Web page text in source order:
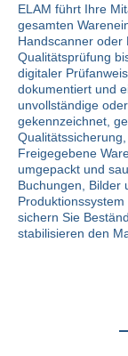
ELAM führt Ihre
gesamten
Handscanner oder
Qualitätsprüfung
digitaler
dokumentiert und
unvollständige
gekennzeichnet,
Freigegebene
umgepackt und
Buchungen, Bilder
sichern Sie
stabilisieren den